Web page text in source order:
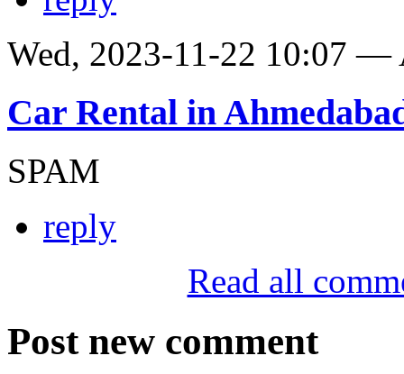
Wed, 2023-11-22 10:07 —
Car Rental in
SPAM
reply
Read all
Post new comment